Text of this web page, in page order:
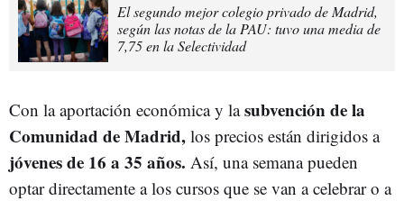
El segundo mejor colegio privado de Madrid,
según las notas de la PAU: tuvo una media de
7,75 en la Selectividad
Con la aportación económica y lasubvención de la
Comunidad de Madrid, los precios están dirigidos a
jóvenes de 16 a 35 años. Así, una semana pueden
optar directamente a los cursos que se van a celebrar o a